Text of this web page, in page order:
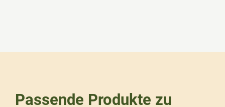
Passende Produkte zu